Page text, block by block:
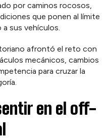
por caminos rocosos,
que ponen al límite
sus vehículos.
afrontó el reto con
mecánicos, cambios
para cruzar la
en el off-